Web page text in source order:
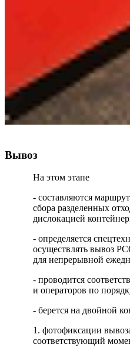
Вывоз
На этом этапе
- составляются
сбора разделенных
дислокацией
- определяется
осуществлять вывоз
для непрерывной
- проводится
и операторов по
- берется на двойной
1. фотофиксации
соответствующий